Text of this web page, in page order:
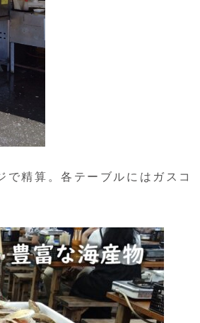
精算。各テーブルにはガスコ